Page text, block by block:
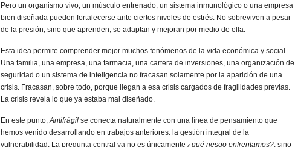
Pero un organismo vivo, un músculo entrenado, un sistema inmunológico o una empresa
bien diseñada pueden fortalecerse ante ciertos niveles de estrés. No sobreviven a pesar
de la presión, sino que aprenden, se adaptan y mejoran por medio de ella.
Esta idea permite comprender mejor muchos fenómenos de la vida económica y social.
Una familia, una empresa, una farmacia, una cartera de inversiones, una organización de
seguridad o un sistema de inteligencia no fracasan solamente por la aparición de una
crisis. Fracasan, sobre todo, porque llegan a esa crisis cargados de fragilidades previas.
La crisis revela lo que ya estaba mal diseñado.
En este punto,Antifrágil se conecta naturalmente con una línea de pensamiento que
hemos venido desarrollando en trabajos anteriores: la gestión integral de la
vulnerabilidad. La pregunta central ya no es únicamente ¿qué riesgo enfrentamos?, sino